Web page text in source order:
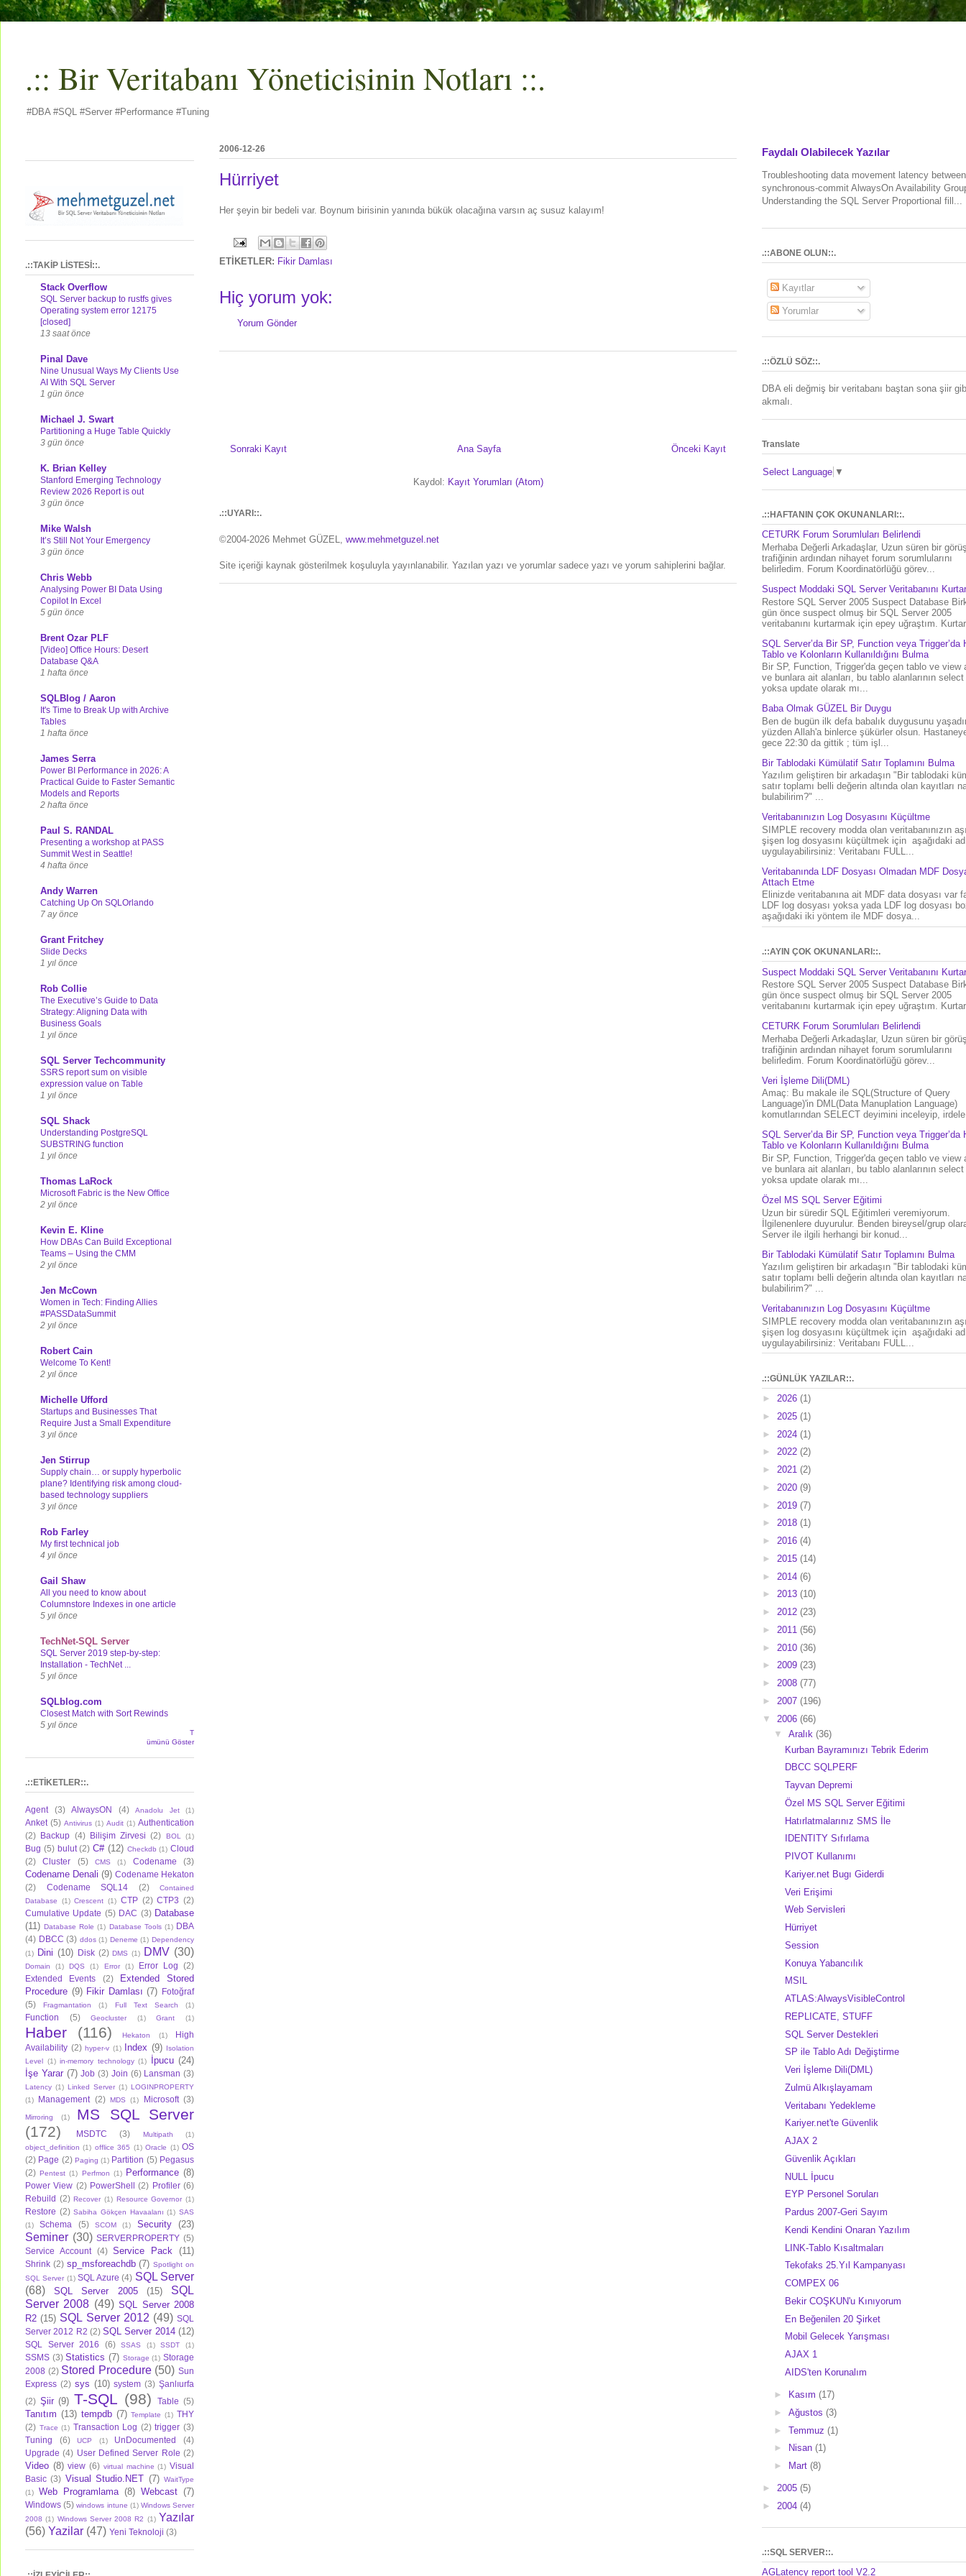
.:: Bir Veritabanı Yöneticisinin Notları ::.
#DBA #SQL #Server #Performance #Tuning
2006-12-26
Hürriyet
Her şeyin bir bedeli var. Boynum birisinin yanında bükük olacağına varsın aç susuz kalayım!
ETİKETLER: Fikir Damlası
Hiç yorum yok:
Yorum Gönder
Sonraki Kayıt Önceki Kayıt
Ana Sayfa
Kaydol: Kayıt Yorumları (Atom)
.::UYARI::.
©2004-2026 Mehmet GÜZEL, www.mehmetguzel.net
Site içeriği kaynak gösterilmek koşuluyla yayınlanabilir. Yazılan yazı ve yorumlar sadece yazı ve yorum sahiplerini bağlar.
.::TAKİP LİSTESİ::.
Stack Overflow
SQL Server backup to rustfs gives
Operating system error 12175
[closed]
13 saat önce
Pinal Dave
Nine Unusual Ways My Clients Use
AI With SQL Server
1 gün önce
Michael J. Swart
Partitioning a Huge Table Quickly
3 gün önce
K. Brian Kelley
Stanford Emerging Technology
Review 2026 Report is out
3 gün önce
Mike Walsh
It’s Still Not Your Emergency
3 gün önce
Chris Webb
Analysing Power BI Data Using
Copilot In Excel
5 gün önce
Brent Ozar PLF
[Video] Office Hours: Desert
Database Q&A
1 hafta önce
SQLBlog / Aaron
It's Time to Break Up with Archive
Tables
1 hafta önce
James Serra
Power BI Performance in 2026: A
Practical Guide to Faster Semantic
Models and Reports
2 hafta önce
Paul S. RANDAL
Presenting a workshop at PASS
Summit West in Seattle!
4 hafta önce
Andy Warren
Catching Up On SQLOrlando
7 ay önce
Grant Fritchey
Slide Decks
1 yıl önce
Rob Collie
The Executive’s Guide to Data
Strategy: Aligning Data with
Business Goals
1 yıl önce
SQL Server Techcommunity
SSRS report sum on visible
expression value on Table
1 yıl önce
SQL Shack
Understanding PostgreSQL
SUBSTRING function
1 yıl önce
Thomas LaRock
Microsoft Fabric is the New Office
2 yıl önce
Kevin E. Kline
How DBAs Can Build Exceptional
Teams – Using the CMM
2 yıl önce
Jen McCown
Women in Tech: Finding Allies
#PASSDataSummit
2 yıl önce
Robert Cain
Welcome To Kent!
2 yıl önce
Michelle Ufford
Startups and Businesses That
Require Just a Small Expenditure
3 yıl önce
Jen Stirrup
Supply chain… or supply hyperbolic
plane? Identifying risk among cloud-
based technology suppliers
3 yıl önce
Rob Farley
My first technical job
4 yıl önce
Gail Shaw
All you need to know about
Columnstore Indexes in one article
5 yıl önce
TechNet-SQL Server
SQL Server 2019 step-by-step:
Installation - TechNet ...
5 yıl önce
SQLblog.com
Closest Match with Sort Rewinds
5 yıl önce
T
ümünü Göster
.::ETİKETLER::.
Agent (3) AlwaysON (4) Anadolu Jet (1)
Anket (5) Antivirus (1) Audit (1) Authentication
(2)
Backup (4) Bilişim Zirvesi (2) BOL (1)
Bug (5) bulut (2) C# (12) Checkdb (1) Cloud
(2)
Cluster (5) CMS (1) Codename (3)
Codename Denali (9) Codename Hekaton
(2)
Codename SQL14 (2)
Contained
Database
(1) Crescent (1) CTP (2) CTP3 (2)
Cumulative Update (5) DAC (3) Database
(11) Database Role (1) Database Tools (1) DBA
(4) DBCC (3) ddos (1) Deneme (1) Dependency
(1)
Dini (10) Disk (2) DMS (1) DMV (30)
Domain (1) DQS (1) Error (1) Error Log
(2)
Extended Events
(2)
Extended Stored
Procedure (9) Fikir Damlası (7)
Fotoğraf
(5)
Fragmantation (1) Full Text Search (1)
Function (5) Geocluster (1) Grant (1)
Haber (116) Hekaton (1)
High
Availability (2) hyper-v (1) Index (9)
Isolation
Level
(1) in-memory technology (1) İpucu (24)
İşe Yarar (7) Job (3) Join (6) Lansman (3)
Latency (1) Linked Server (1) LOGINPROPERTY
(1)
Management (2) MDS (1) Microsoft (3)
Mirroring (1)
MS SQL Server
(172)
MSDTC (3) Multipath
(1)
object_definition (1) offlice 365 (1) Oracle (1) OS
(2) Page (2) Paging (1) Partition (5) Pegasus
(2) Pentest (1) Perfmon (1) Performance (8)
Power View (2) PowerShell (2) Profiler (6)
Rebuild (2) Recover (1) Resource Governor (1)
Restore (2) Sabiha Gökçen Havaalanı (1) SAS
(1)
Schema (5) SCOM (1) Security (23)
Seminer (30) SERVERPROPERTY (5)
Service Account
(4) Service Pack (11)
Shrink (2) sp_msforeachdb (7) Spotlight on
SQL Server (1) SQL Azure (4) SQL Server
(68)
SQL Server 2005 (15)
SQL
Server 2008 (49) SQL Server 2008
R2 (15) SQL Server 2012 (49) SQL
Server 2012 R2 (2) SQL Server 2014 (12)
SQL Server 2016 (6) SSAS (1) SSDT (1)
SSMS (3) Statistics (7) Storage (1) Storage
2008 (2) Stored Procedure (50) Sun
Express (2) sys (10) system (3) Şanlıurfa
(2) Şiir (9) T-SQL (98) Table (5)
Tanıtım (13) tempdb (7) Template (1) THY
(2) Trace (1) Transaction Log (2) trigger (3)
Tuning
(6) UCP (1) UnDocumented
(4)
Upgrade (4) User Defined Server Role (2)
Video (8) view (6) virtual machine (1) Visual
Basic (3) Visual Studio.NET (7) WaitType
(1)
Web Programlama (8) Webcast (7)
Windows (5) windows intune (1) Windows Server
2008 (1) Windows Server 2008 R2 (1) Yazılar
(56) Yazilar (47) Yeni Teknoloji (3)
Faydalı Olabilecek Yazılar
Troubleshooting data movement latency between
synchronous-commit AlwaysOn Availability
Understanding the SQL Server Proportional fill...
.::ABONE OLUN::.
Kayıtlar
Yorumlar
.::ÖZLÜ SÖZ::.
DBA eli değmiş bir veritabanı baştan sona şiir
akmalı.
Translate
Select Language ▼
.::HAFTANIN ÇOK OKUNANLARI::.
CETURK Forum Sorumluları Belirlendi
Merhaba Değerli Arkadaşlar, Uzun süren bir
trafiğinin ardından nihayet forum sorumlularını
belirledim. Forum Koordinatörlüğü görev...
Suspect Moddaki SQL Server Veritabanını
Restore SQL Server 2005 Suspect Database
gün önce suspect olmuş bir SQL Server 2005
veritabanını kurtarmak için epey uğraştım.
SQL Server’da Bir SP, Function veya Trigger’da
Tablo ve Kolonların Kullanıldığını Bulma
Bir SP, Function, Trigger'da geçen tablo ve view
ve bunlara ait alanları, bu tablo alanlarının
yoksa update olarak mı...
Baba Olmak GÜZEL Bir Duygu
Ben de bugün ilk defa babalık duygusunu
yüzden Allah'a binlerce şükürler olsun.
gece 22:30 da gittik ; tüm işl...
Bir Tablodaki Kümülatif Satır Toplamını Bulma
Yazılım geliştiren bir arkadaşın "Bir tablodaki
satır toplamı belli değerin altında olan kayıtları
bulabilirim?" ...
Veritabanınızın Log Dosyasını Küçültme
SIMPLE recovery modda olan veritabanınızın
şişen log dosyasını küçültmek için aşağıdaki
uygulayabilirsiniz: Veritabanı FULL...
Veritabanında LDF Dosyası Olmadan MDF
Attach Etme
Elinizde veritabanına ait MDF data dosyası var
LDF log dosyası yoksa yada LDF log dosyası
aşağıdaki iki yöntem ile MDF dosya...
.::AYIN ÇOK OKUNANLARI::.
Suspect Moddaki SQL Server Veritabanını
Restore SQL Server 2005 Suspect Database
gün önce suspect olmuş bir SQL Server 2005
veritabanını kurtarmak için epey uğraştım.
CETURK Forum Sorumluları Belirlendi
Merhaba Değerli Arkadaşlar, Uzun süren bir
trafiğinin ardından nihayet forum sorumlularını
belirledim. Forum Koordinatörlüğü görev...
Veri İşleme Dili(DML)
Amaç: Bu makale ile SQL(Structure of Query
Language)'in DML(Data Manuplation Language)
komutlarından SELECT deyimini inceleyip,
SQL Server’da Bir SP, Function veya Trigger’da
Tablo ve Kolonların Kullanıldığını Bulma
Bir SP, Function, Trigger'da geçen tablo ve view
ve bunlara ait alanları, bu tablo alanlarının
yoksa update olarak mı...
Özel MS SQL Server Eğitimi
Uzun bir süredir SQL Eğitimleri veremiyorum.
İlgilenenlere duyurulur. Benden bireysel/grup
Server ile ilgili herhangi bir konud...
Bir Tablodaki Kümülatif Satır Toplamını Bulma
Yazılım geliştiren bir arkadaşın "Bir tablodaki
satır toplamı belli değerin altında olan kayıtları
bulabilirim?" ...
Veritabanınızın Log Dosyasını Küçültme
SIMPLE recovery modda olan veritabanınızın
şişen log dosyasını küçültmek için aşağıdaki
uygulayabilirsiniz: Veritabanı FULL...
.::GÜNLÜK YAZILAR::.
► 2026 (1)
► 2025 (1)
► 2024 (1)
► 2022 (2)
► 2021 (2)
► 2020 (9)
► 2019 (7)
► 2018 (1)
► 2016 (4)
► 2015 (14)
► 2014 (6)
► 2013 (10)
► 2012 (23)
► 2011 (56)
► 2010 (36)
► 2009 (23)
► 2008 (77)
► 2007 (196)
▼ 2006 (66)
▼ Aralık (36)
Kurban Bayramınızı Tebrik Ederim
DBCC SQLPERF
Tayvan Depremi
Özel MS SQL Server Eğitimi
Hatırlatmalarınız SMS İle
IDENTITY Sıfırlama
PIVOT Kullanımı
Kariyer.net Bugı Giderdi
Veri Erişimi
Web Servisleri
Hürriyet
Session
Konuya Yabancılık
MSIL
ATLAS:AlwaysVisibleControl
REPLICATE, STUFF
SQL Server Destekleri
SP ile Tablo Adı Değiştirme
Veri İşleme Dili(DML)
Zulmü Alkışlayamam
Veritabanı Yedekleme
Kariyer.net'te Güvenlik
AJAX 2
Güvenlik Açıkları
NULL İpucu
EYP Personel Soruları
Pardus 2007-Geri Sayım
Kendi Kendini Onaran Yazılım
LINK-Tablo Kısaltmaları
Tekofaks 25.Yıl Kampanyası
COMPEX 06
Bekir COŞKUN'u Kınıyorum
En Beğenilen 20 Şirket
Mobil Gelecek Yarışması
AJAX 1
AIDS'ten Korunalım
► Kasım (17)
► Ağustos (3)
► Temmuz (1)
►
Nisan (1)
►
Mart (8)
► 2005 (5)
► 2004 (4)
.::SQL SERVER::.
AGLatency report tool V2.2